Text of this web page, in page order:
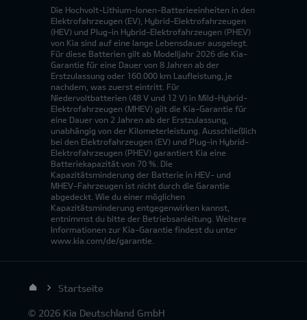
Die Hochvolt-Lithium-Ionen-Batterieeinheiten in den
Elektrofahrzeugen (EV), Hybrid-Elektrofahrzeugen
(HEV) und Plug-in Hybrid-Elektrofahrzeugen (PHEV)
von Kia sind auf eine lange Lebensdauer ausgelegt.
Für diese Batterien gilt ab Modelljahr 2026 die Kia-
Garantie für eine Dauer von 8 Jahren ab der
Erstzulassung oder 160.000 km Laufleistung, je
nachdem, was zuerst eintritt. Für
Niedervoltbatterien (48 V und 12 V) in Mild-Hybrid-
Elektrofahrzeugen (MHEV) gilt die Kia-Garantie für
eine Dauer von 2 Jahren ab der Erstzulassung,
unabhängig von der Kilometerleistung. Ausschließlich
bei den Elektrofahrzeugen (EV) und Plug-in Hybrid-
Elektrofahrzeugen (PHEV) garantiert Kia eine
Batteriekapazität von 70 %. Die
Kapazitätsminderung der Batterie in HEV- und
MHEV-Fahrzeugen ist nicht durch die Garantie
abgedeckt. Wie du einer möglichen
Kapazitätsminderung entgegenwirken kannst,
entnimmst du bitte der Betriebsanleitung. Weitere
Informationen zur Kia-Garantie findest du unter
www.kia.com/de/garantie.
Startseite
© 2026 Kia Deutschland GmbH